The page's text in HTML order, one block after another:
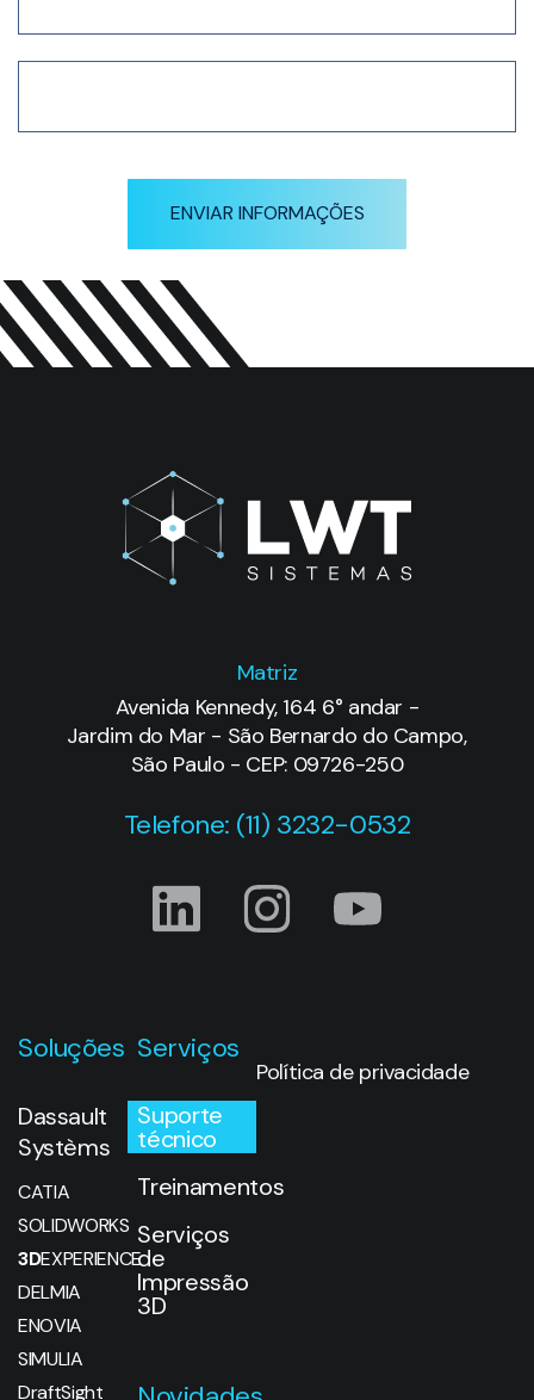
ENVIAR INFORMAÇÕES
Matriz
Avenida Kennedy, 164 6° andar -
Jardim do Mar - São Bernardo do Campo,
São Paulo - CEP: 09726-250
Telefone: (11) 3232-0532
Soluções
Dassault
Systèms
CATIA
SOLIDWORKS
3DEXPERIENCE
DELMIA
ENOVIA
SIMULIA
DraftSight
Serviços
Suporte
técnico
Treinamentos
Serviços
de
Impressão
3D
Política de privacidade